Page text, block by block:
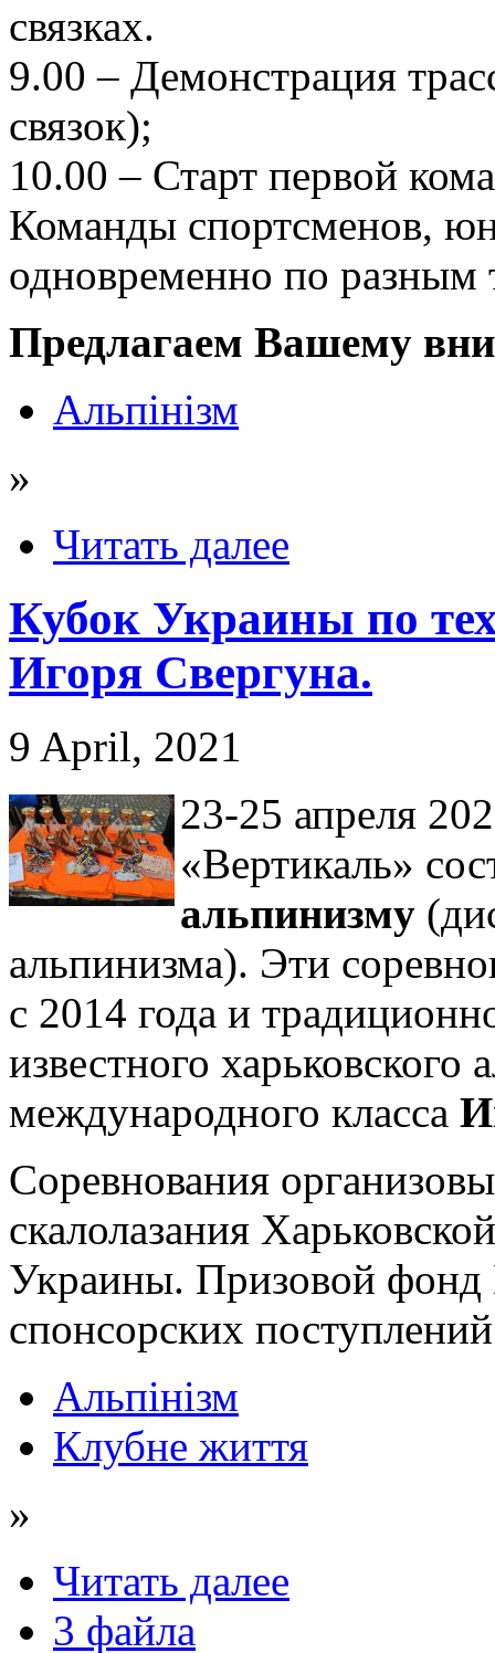
связках.
9.00 – Демонстрация
связок);
10.00 – Старт первой
Команды спортсменов,
одновременно по разным
Предлагаем Вашему
Альпінізм
»
Читать далее
Кубок Украины по
Игоря Свергуна.
9 April, 2021
23-25 апреля
«Вертикаль»
альпинизму
альпинизма). Эти
c 2014 года и
известного харьковского
международного класса
Соревнования
скалолазания
Украины. Призовой фонд
спонсорских
Альпінізм
Клубне життя
»
Читать далее
3 файла